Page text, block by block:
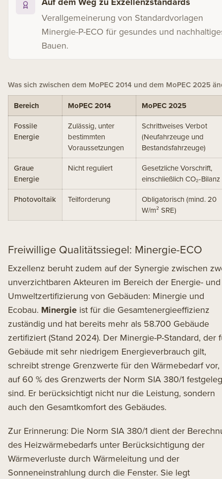
Verallgemeinerung von Standardvorlagen
Minergie-P-ECO für gesundes und
Bauen.
Was sich zwischen dem MoPEC 2014 und dem MoPEC 2025
Bereich MoPEC 2014 MoPEC 2025
Fossile
Energie
Zulässig, unter
bestimmten
Voraussetzungen
Schrittweises Verbot
(Neufahrzeuge und
Bestandsfahrzeuge)
Graue
Energie
Nicht reguliert
Gesetzliche Vorschrift,
einschließlich CO₂-Bilanz
Photovoltaik
Teilforderung
Obligatorisch (mind. 20
W/m² SRE)
Freiwillige Qualitätssiegel: Minergie-ECO
Exzellenz beruht zudem auf der Synergie zwischen
unverzichtbaren Akteuren im Bereich der Energie- und
Umweltzertifizierung von Gebäuden: Minergie und
Ecobau. Minergie ist für die Gesamtenergieeffizienz
zuständig und hat bereits mehr als 58.700 Gebäude
zertifiziert (Stand 2024). Der Minergie-P-Standard, der
Gebäude mit sehr niedrigem Energieverbrauch gilt,
schreibt strenge Grenzwerte für den Wärmebedarf
auf 60 % des Grenzwerts der Norm SIA 380/1
sind. Er berücksichtigt nicht nur die Leistung, sondern
auch den Gesamtkomfort des Gebäudes.
Zur Erinnerung: Die Norm SIA 380/1 dient der
des Heizwärmebedarfs unter Berücksichtigung der
Wärmeverluste durch Wärmeleitung und der
Sonneneinstrahlung durch die Fenster. Sie legt